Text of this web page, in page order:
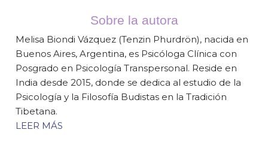
Sobre la autora
Melisa Biondi Vázquez (Tenzin Phurdrön), nacida en
Buenos Aires, Argentina, es Psicóloga Clínica con
Posgrado en Psicología Transpersonal. Reside en
India desde 2015, donde se dedica al estudio de la
Psicología y la Filosofía Budistas en la Tradición
Tibetana.
LEER MÁS